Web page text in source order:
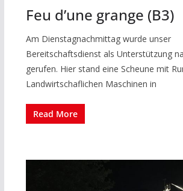
Feu d’une grange (B3)
Am Dienstagnachmittag wurde unser
Bereitschaftsdienst als Unterstützung
gerufen. Hier stand eine Scheune mit
Landwirtschaflichen Maschinen in
Read More